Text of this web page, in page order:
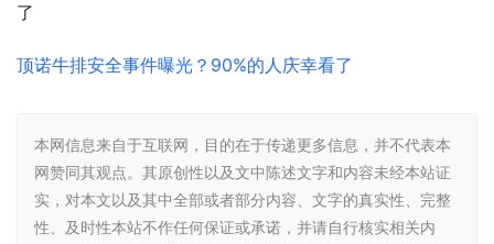
了
顶诺牛排安全事件曝光？90%的人庆幸看了
本网信息来自于互联网，目的在于传递更多信息，并不代表本
网赞同其观点。其原创性以及文中陈述文字和内容未经本站证
实，对本文以及其中全部或者部分内容、文字的真实性、完整
性、及时性本站不作任何保证或承诺，并请自行核实相关内